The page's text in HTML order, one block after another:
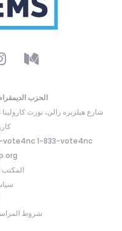
الحزب
الخط الساخن لمساعدة الناخبين: 1-833-vote4nc 1-833-vote4nc
المكتب 919-821-2777
شروط